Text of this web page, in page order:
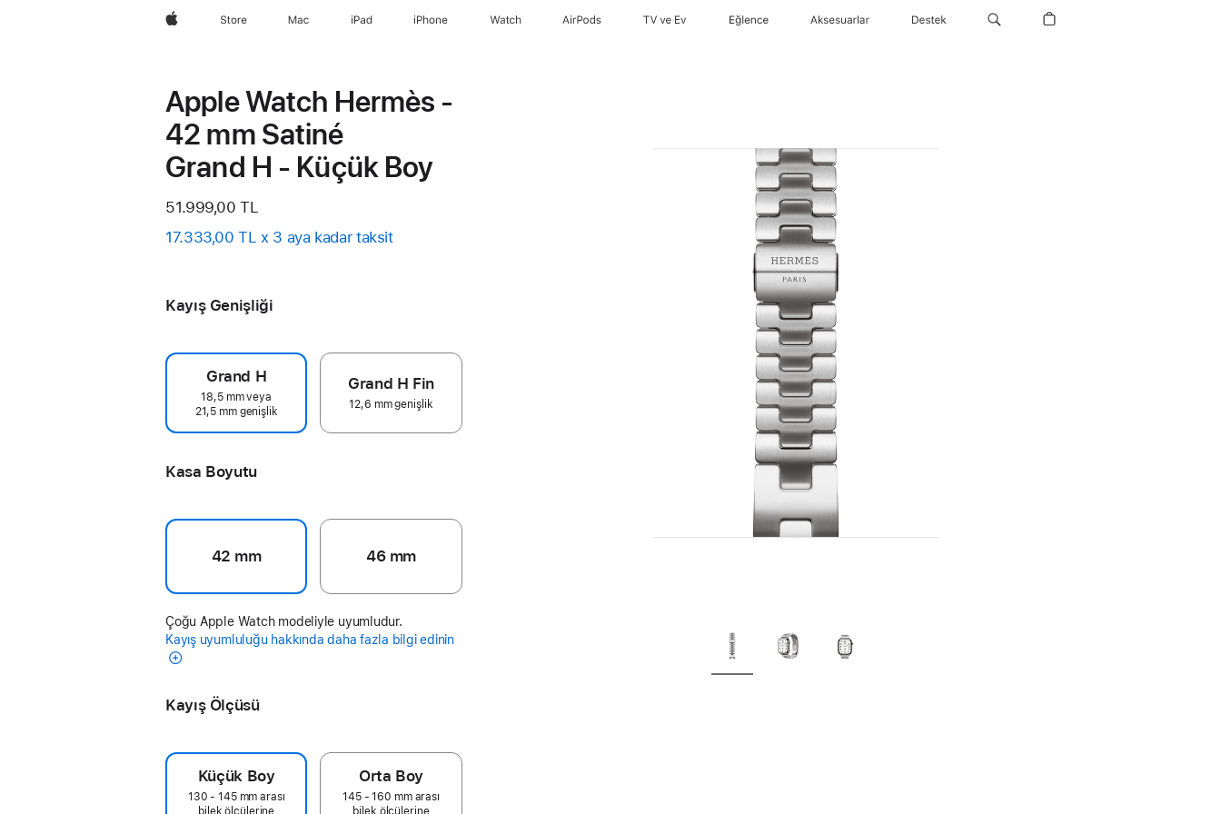
wzlhp Store Mac iPad iPhone Watch AirPods TV ve Ev Eğlence Aksesuarlar Destek
Apple Watch Hermès -
42 mm Satiné
Grand H - Küçük Boy
51.999,00 TL
17.333,00 TL x 3 aya kadar taksit
Kayış Genişliği
Grand H
18,5 mm veya
21,5 mm genişlik
Grand H Fin
12,6 mm genişlik
Kasa Boyutu
42 mm 46 mm
Çoğu Apple Watch modeliyle uyumludur.
Kayış uyumluluğu hakkında daha fazla bilgi edinin
Kayış Ölçüsü
Küçük Boy
130 - 145 mm arası
bilek ölçülerine
Orta Boy
145 - 160 mm arası
bilek ölçülerine